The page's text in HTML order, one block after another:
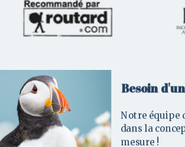
nos créateurs
question ou demande de renseignement,
de devis ou à contacter l’un de nos
Besoin
Notre équipe
dans la
mesure !